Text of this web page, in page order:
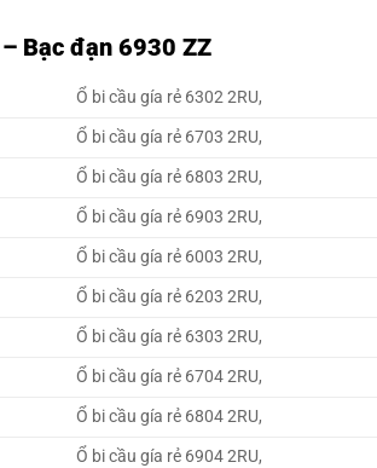
Bạc đạn 6930 ZZ
Ổ bi cầu gía rẻ 6302 2RU,
Ổ bi cầu gía rẻ 6703 2RU,
Ổ bi cầu gía rẻ 6803 2RU,
Ổ bi cầu gía rẻ 6903 2RU,
Ổ bi cầu gía rẻ 6003 2RU,
Ổ bi cầu gía rẻ 6203 2RU,
Ổ bi cầu gía rẻ 6303 2RU,
Ổ bi cầu gía rẻ 6704 2RU,
Ổ bi cầu gía rẻ 6804 2RU,
Ổ bi cầu gía rẻ 6904 2RU,